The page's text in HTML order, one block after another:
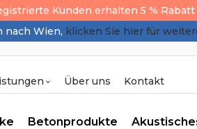
Kunden erhalten 5 % Rabatt
nach Wien, klicken Sie hier für
Über uns Kontakt
Betonprodukte